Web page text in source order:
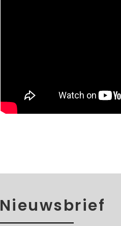
Nieuwsbrief